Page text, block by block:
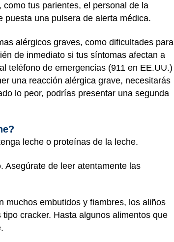
tus parientes, el personal de la
una pulsera de alerta médica.
alérgicos graves, como dificultades para
de inmediato si tus síntomas afectan a
teléfono de emergencias (911 en EE.UU.)
una reacción alérgica grave, necesitarás
lo peor, podrías presentar una segunda
leche o proteínas de la leche.
Asegúrate de leer atentamente las
muchos embutidos y fiambres, los aliños
cracker. Hasta algunos alimentos que